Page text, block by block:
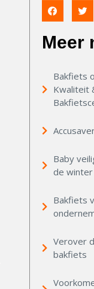
Meer
Bakfiets
Kwaliteit
Baby
de winter
Bakfiets
Verover
bakfiets